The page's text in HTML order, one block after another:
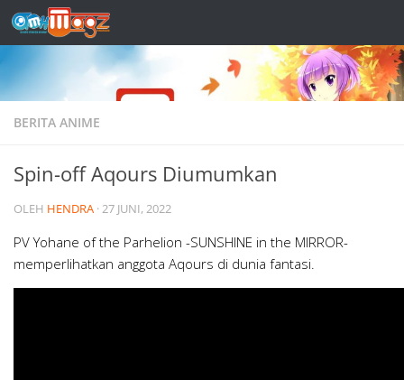
Skip to content
BERITA ANIME
Spin-off Aqours Diumumkan
OLEH HENDRA ·27 JUNI, 2022
PV Yohane of the Parhelion -SUNSHINE in the MIRROR-
memperlihatkan anggota Aqours di dunia fantasi.